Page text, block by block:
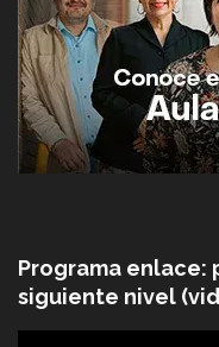
Programa enlace:
siguiente nivel